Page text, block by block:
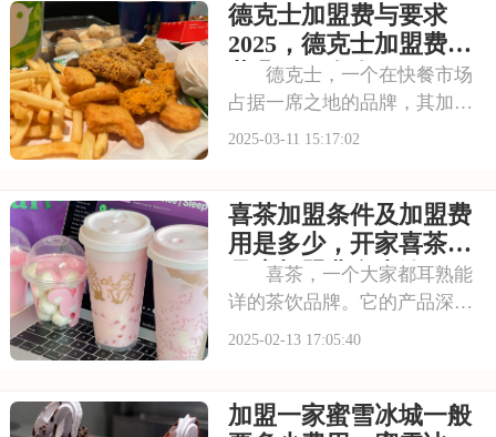
雪的茶以其卓越的品质和独特
的服务赢得了市场的广泛认
可。加盟奈雪的茶，你
德克士加盟费与要求
2025，德克士加盟费一
共几万元左右
德克士，一个在快餐市场
占据一席之地的品牌，其加盟
事业一直备受关注。如果您有
步。以下内容将为您详细介绍
德克士加盟的相关信息。请看
下面是有关于德克士加
2025-03-11 15:17:02
喜茶加盟条件及加盟费
用是多少，开家喜茶饮
品店加盟费多少钱
喜茶，一个大家都耳熟能
详的茶饮品牌。它的产品深受
消费者喜爱，市场前景广阔。
经验和资源，那么加盟喜茶或
2025-02-13 17:05:40
加盟一家蜜雪冰城一般